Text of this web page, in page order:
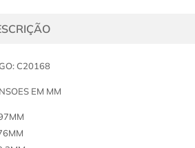
C20168
EM MM